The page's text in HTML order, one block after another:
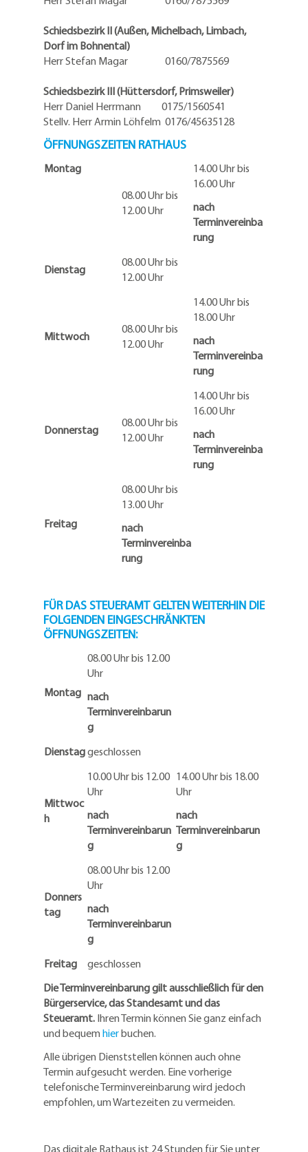
Schiedsbezirk II (Außen, Michelbach, Limbach,
Dorf im Bohnental)
Herr Stefan Magar 0160/7875569
Schiedsbezirk III (Hüttersdorf, Primsweiler)
Herr Daniel Herrmann 0175/1560541
Stellv. Herr Armin Löhfelm 0176/45635128
ÖFFNUNGSZEITEN RATHAUS
Montag
08.00 Uhr bis
12.00 Uhr
14.00 Uhr bis
16.00 Uhr
nach
Terminvereinba
rung
Dienstag
08.00 Uhr bis
12.00 Uhr
Mittwoch
08.00 Uhr bis
12.00 Uhr
14.00 Uhr bis
18.00 Uhr
nach
Terminvereinba
rung
Donnerstag
08.00 Uhr bis
12.00 Uhr
14.00 Uhr bis
16.00 Uhr
nach
Terminvereinba
rung
Freitag
08.00 Uhr bis
13.00 Uhr
nach
Terminvereinba
rung
FÜR DAS STEUERAMT GELTEN WEITERHIN DIE
FOLGENDEN EINGESCHRÄNKTEN
ÖFFNUNGSZEITEN:
Montag
08.00 Uhr bis 12.00
Uhr
nach
Terminvereinbarun
g
Dienstaggeschlossen
Mittwoc
h
10.00 Uhr bis 12.00
Uhr
nach
Terminvereinbarun
g
14.00 Uhr bis 18.00
Uhr
nach
Terminvereinbarun
g
Donners
tag
08.00 Uhr bis 12.00
Uhr
nach
Terminvereinbarun
g
Freitag
geschlossen
Die Terminvereinbarung gilt ausschließlich für den
Bürgerservice, das Standesamt und das
Steueramt. Ihren Termin können Sie ganz einfach
und bequem hierbuchen.
Alle übrigen Dienststellen können auch ohne
Termin aufgesucht werden. Eine vorherige
telefonische Terminvereinbarung wird jedoch
empfohlen, um Wartezeiten zu vermeiden.
Das digitale Rathaus ist 24 Stunden für Sie unter